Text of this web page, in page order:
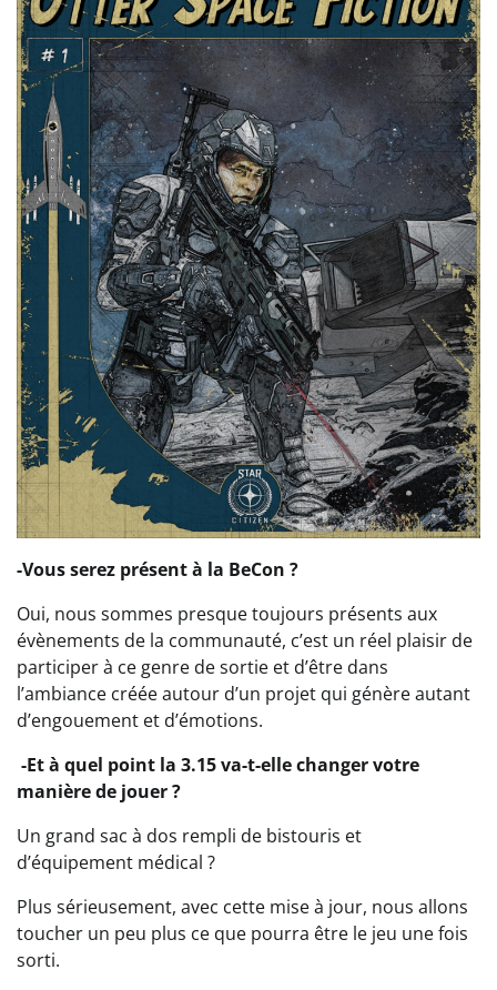
-Vous serez présent à la BeCon ?
Oui, nous sommes presque toujours présents aux
évènements de la communauté, c’est un réel plaisir de
participer à ce genre de sortie et d’être dans
l’ambiance créée autour d’un projet qui génère autant
d’engouement et d’émotions.
-Et à quel point la 3.15 va-t-elle changer votre
manière de jouer ?
Un grand sac à dos rempli de bistouris et
d’équipement médical ?
Plus sérieusement, avec cette mise à jour, nous allons
toucher un peu plus ce que pourra être le jeu une fois
sorti.